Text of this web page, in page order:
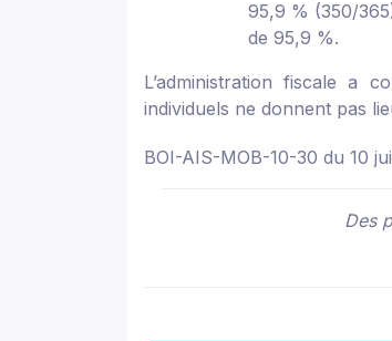
95,9 % (350/
de 95,9 %.
L’administration fiscale a
individuels ne donnent pas
BOI-AIS-MOB-10-30 du 10
Des